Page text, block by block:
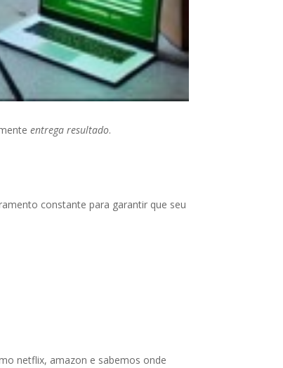
entrega resultado.
constante para garantir que seu
netflix, amazon e sabemos onde